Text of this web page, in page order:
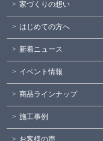
家づくりの想い
はじめての方へ
新着ニュース
イベント情報
商品ラインナップ
施工事例
お客様の声